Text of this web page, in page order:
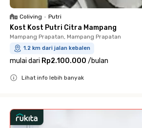
Coliving • Putri
Kost Kost Putri Citra Mampang
Mampang Prapatan, Mampang Prapatan
1.2 km dari jalan kebalen
mulai dari Rp2.100.000 /bulan
Lihat info lebih banyak